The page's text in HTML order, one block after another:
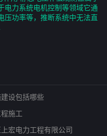
电力系统电机控制等领域它通
压功率等，推断系统中无法直
设包括哪些
施工
宏电力工程有限公司